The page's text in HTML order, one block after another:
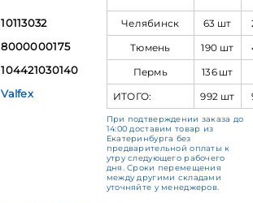
10113032
8000000175
104421030140
Valfex
Челябинск 63 шт
Тюмень
190 шт
Пермь
136 шт
ИТОГО:
992 шт
При подтверждении заказа до
14:00 доставим товар из
Екатеринбурга без
предварительной оплаты к
утру следующего рабочего
дня. Сроки перемещения
между другими складами
уточняйте у менеджеров.